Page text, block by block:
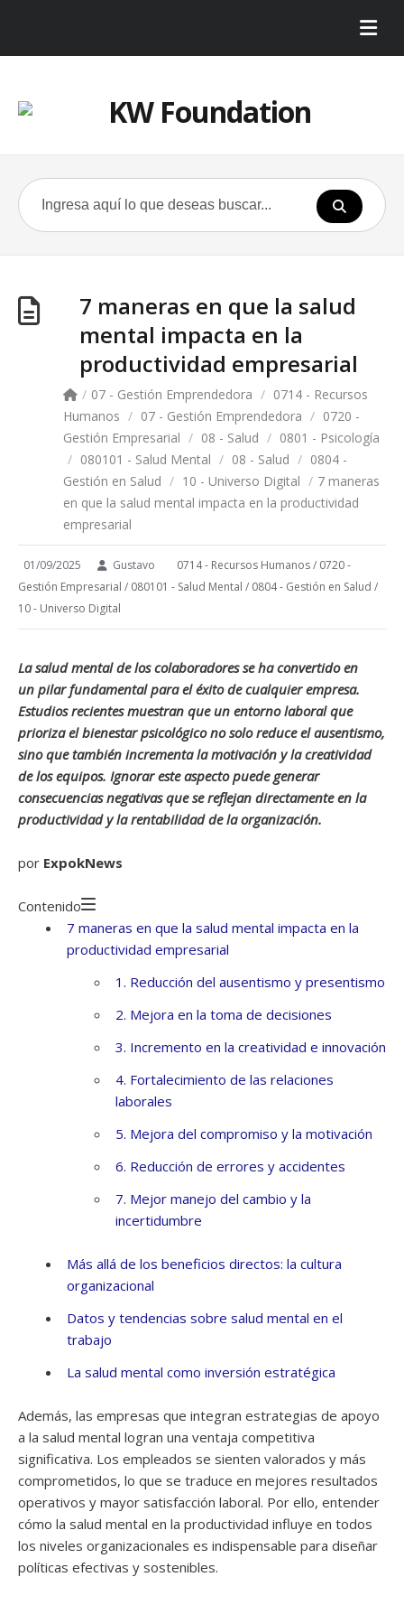
7 maneras en que la salud
mental impacta en la
productividad empresarial
/ 07 - Gestión Emprendedora / 0714 - Recursos
Humanos / 07 - Gestión Emprendedora / 0720 -
Gestión Empresarial / 08 - Salud / 0801 - Psicología
/ 080101 - Salud Mental / 08 - Salud / 0804 -
Gestión en Salud / 10 - Universo Digital / 7 maneras
en que la salud mental impacta en la productividad
empresarial
01/09/2025 Gustavo 0714 - Recursos Humanos/ 0720 -
Gestión Empresarial / 080101 - Salud Mental / 0804 - Gestión en Salud /
10 - Universo Digital
La salud mental de los colaboradores se ha convertido en
un pilar fundamental para el éxito de cualquier empresa.
Estudios recientes muestran que un entorno laboral que
prioriza el bienestar psicológico no solo reduce el ausentismo,
sino que también incrementa la motivación y la creatividad
de los equipos. Ignorar este aspecto puede generar
consecuencias negativas que se reflejan directamente en la
productividad y la rentabilidad de la organización.
por ExpokNews
Contenido
7 maneras en que la salud mental impacta en la
productividad empresarial
1. Reducción del ausentismo y presentismo
2. Mejora en la toma de decisiones
3. Incremento en la creatividad e innovación
4. Fortalecimiento de las relaciones
laborales
5. Mejora del compromiso y la motivación
6. Reducción de errores y accidentes
7. Mejor manejo del cambio y la
incertidumbre
Más allá de los beneficios directos: la cultura
organizacional
Datos y tendencias sobre salud mental en el
trabajo
La salud mental como inversión estratégica
Además, las empresas que integran estrategias de apoyo
a la salud mental logran una ventaja competitiva
significativa. Los empleados se sienten valorados y más
comprometidos, lo que se traduce en mejores resultados
operativos y mayor satisfacción laboral. Por ello, entender
cómo la salud mental en la productividad influye en todos
los niveles organizacionales es indispensable para diseñar
políticas efectivas y sostenibles.